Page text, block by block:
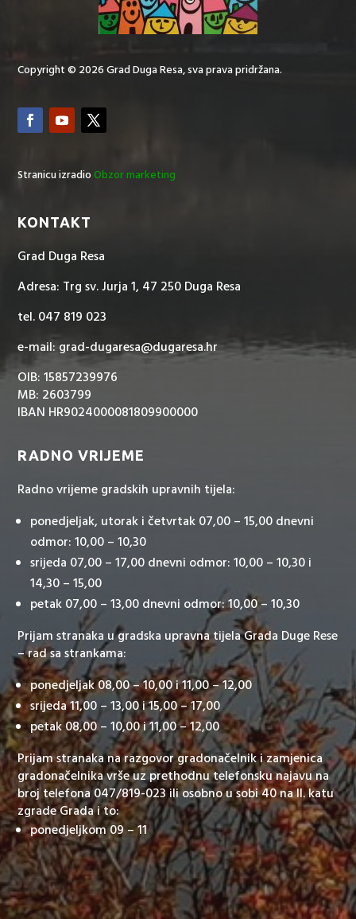
Copyright © 2026 Grad Duga Resa, sva prava pridržana.
Stranicu izradioObzor marketing
KONTAKT
Grad Duga Resa
Adresa: Trg sv. Jurja 1, 47 250 Duga Resa
tel. 047 819 023
e-mail: grad-dugaresa@dugaresa.hr
OIB: 15857239976
MB: 2603799
IBAN HR9024000081809900000
RADNO VRIJEME
Radno vrijeme gradskih upravnih tijela:
ponedjeljak, utorak i četvrtak 07,00 – 15,00 dnevni
odmor: 10,00 – 10,30
srijeda 07,00 – 17,00 dnevni odmor: 10,00 – 10,30 i
14,30 – 15,00
petak 07,00 – 13,00 dnevni odmor: 10,00 – 10,30
Prijam stranaka u gradska upravna tijela Grada Duge Rese
– rad sa strankama:
ponedjeljak 08,00 – 10,00 i 11,00 – 12,00
srijeda 11,00 – 13,00 i 15,00 – 17,00
petak 08,00 – 10,00 i 11,00 – 12,00
Prijam stranaka na razgovor gradonačelnik i zamjenica
gradonačelnika vrše uz prethodnu telefonsku najavu na
broj telefona 047/819-023 ili osobno u sobi 40 na II. katu
zgrade Grada i to:
ponedjeljkom 09 – 11